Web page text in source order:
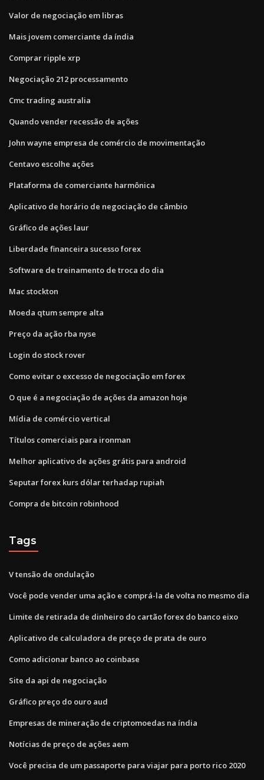
Valor de negociação em libras
Mais jovem comerciante da índia
Comprar ripple xrp
Negociação 212 processamento
Cmc trading australia
Quando vender recessão de ações
John wayne empresa de comércio de movimentação
Centavo escolhe ações
Plataforma de comerciante harmônica
Aplicativo de horário de negociação de câmbio
Gráfico de ações laur
Liberdade financeira sucesso forex
Software de treinamento de troca do dia
Mac stockton
Moeda qtum sempre alta
Preço da ação rba nyse
Login do stock rover
Como evitar o excesso de negociação em forex
O que é a negociação de ações da amazon hoje
Mídia de comércio vertical
Títulos comerciais para ironman
Melhor aplicativo de ações grátis para android
Seputar forex kurs dólar terhadap rupiah
Compra de bitcoin robinhood
Tags
V tensão de ondulação
Você pode vender uma ação e comprá-la de volta no mesmo dia
Limite de retirada de dinheiro do cartão forex do banco eixo
Aplicativo de calculadora de preço de prata de ouro
Como adicionar banco ao coinbase
Site da api de negociação
Gráfico preço do ouro aud
Empresas de mineração de criptomoedas na índia
Notícias de preço de ações aem
Você precisa de um passaporte para viajar para porto rico 2020